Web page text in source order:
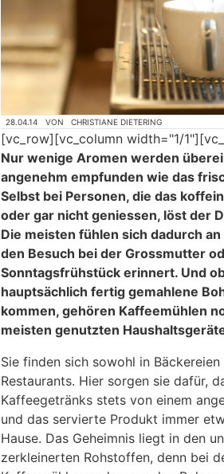
28.04.14 VON CHRISTIANE DIETERING
[vc_row][vc_column width="1/
Nur wenige Aromen werden
angenehm empfunden wie das
Selbst bei Personen, die das
oder gar nicht geniessen, löst der
Die meisten fühlen sich dadurch
den Besuch bei der Grossmutter
Sonntagsfrühstück erinnert. Und
hauptsächlich fertig gemahlene
kommen, gehören Kaffeemühlen
meisten genutzten
Sie finden sich sowohl in
Restaurants. Hier sorgen sie dafür,
Kaffeegetränks stets von einem
und das servierte Produkt immer
Hause. Das Geheimnis liegt in den
zerkleinerten Rohstoffen, denn bei